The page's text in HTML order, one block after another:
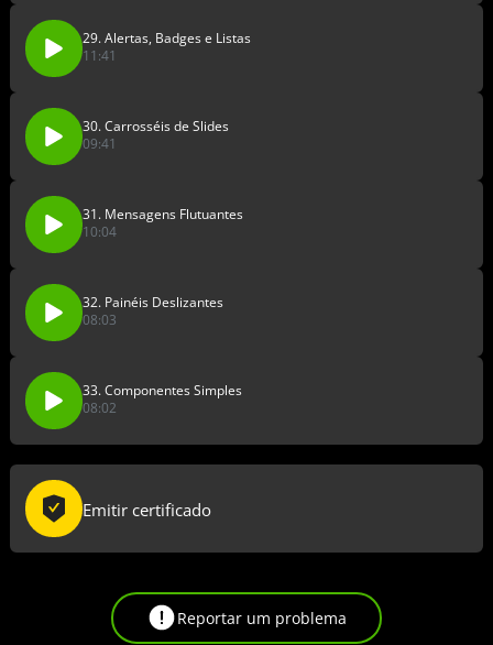
29. Alertas, Badges e Listas
11:41
30. Carrosséis de Slides
09:41
31. Mensagens Flutuantes
10:04
32. Painéis Deslizantes
08:03
33. Componentes Simples
08:02
Emitir certificado
Reportar um problema